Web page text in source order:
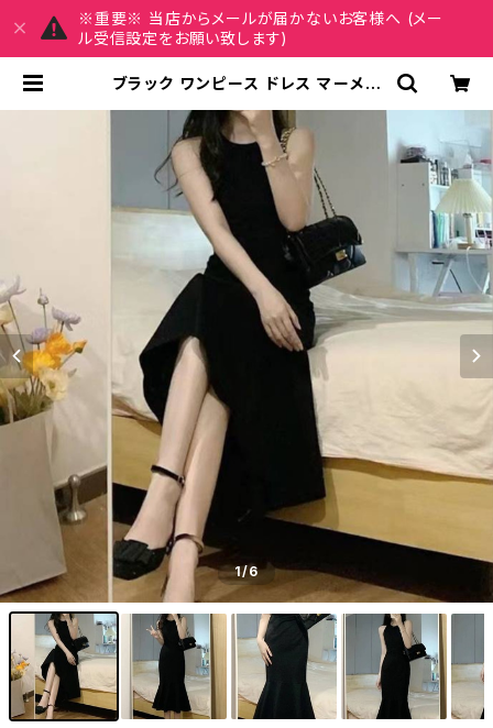
※重要※ 当店からメールが届かないお客様へ (メー
ル受信設定をお願い致します)
ブラック ワンピース ドレス マーメイ
ーブ ロングワンピース タイトワンピ
ース 上品 大人可愛い 韓国風 フォー
マル デート ワンピ おしゃれ 人気 着
痩せ きれいめ 2XLまで C-OSS024
1 | REIRSE レイルセ 20代,30代,4
0代 レディースファッション 通販
1/6